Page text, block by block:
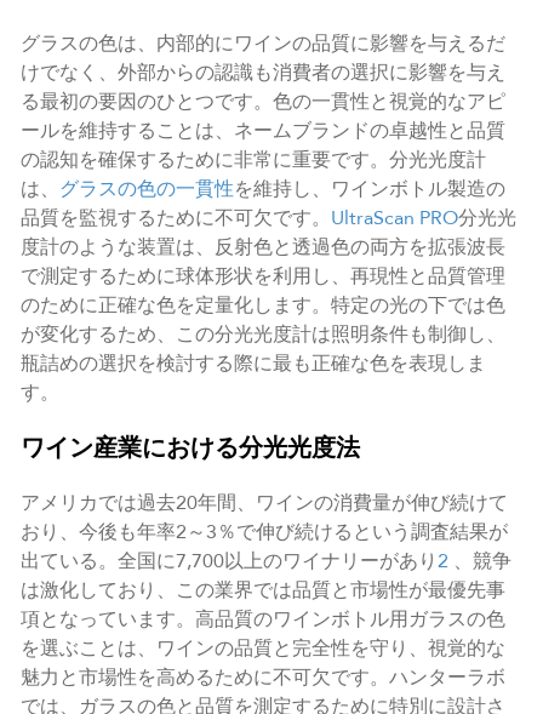
グラスの色は、内部的にワインの品質に影響を与えるだ
けでなく、外部からの認識も消費者の選択に影響を与え
る最初の要因のひとつです。色の一貫性と視覚的なアピ
ールを維持することは、ネームブランドの卓越性と品質
の認知を確保するために非常に重要です。分光光度計
は、 グラスの色の一貫性を維持し、ワインボトル製造の
品質を監視するために不可欠です。 UltraScan PRO分光光
度計のような装置は、反射色と透過色の両方を拡張波長
で測定するために球体形状を利用し、再現性と品質管理
のために正確な色を定量化します。特定の光の下では色
が変化するため、この分光光度計は照明条件も制御し、
瓶詰めの選択を検討する際に最も正確な色を表現しま
す。
ワイン産業における分光光度法
アメリカでは過去20年間、ワインの消費量が伸び続けて
おり、今後も年率2～3％で伸び続けるという調査結果が
出ている。全国に7,700以上のワイナリーがあり2 、競争
は激化しており、この業界では品質と市場性が最優先事
項となっています。高品質のワインボトル用ガラスの色
を選ぶことは、ワインの品質と完全性を守り、視覚的な
魅力と市場性を高めるために不可欠です。ハンターラボ
では、ガラスの色と品質を測定するために特別に設計さ